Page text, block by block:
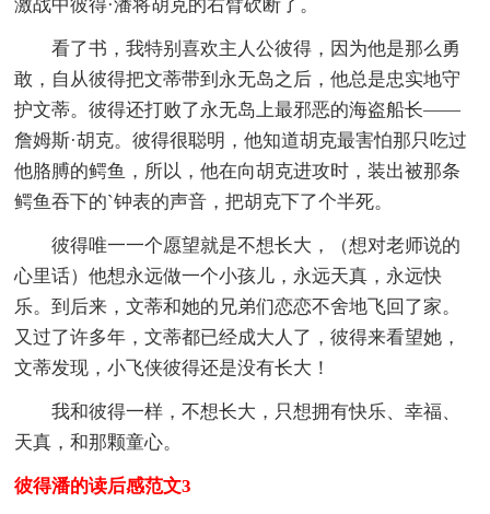
激战中彼得·潘将胡克的右臂砍断了。
看了书，我特别喜欢主人公彼得，因为他是那么勇
敢，自从彼得把文蒂带到永无岛之后，他总是忠实地守
护文蒂。彼得还打败了永无岛上最邪恶的海盗船长——
詹姆斯·胡克。彼得很聪明，他知道胡克最害怕那只吃过
他胳膊的鳄鱼，所以，他在向胡克进攻时，装出被那条
鳄鱼吞下的`钟表的声音，把胡克下了个半死。
彼得唯一一个愿望就是不想长大，（想对老师说的
心里话）他想永远做一个小孩儿，永远天真，永远快
乐。到后来，文蒂和她的兄弟们恋恋不舍地飞回了家。
又过了许多年，文蒂都已经成大人了，彼得来看望她，
文蒂发现，小飞侠彼得还是没有长大！
我和彼得一样，不想长大，只想拥有快乐、幸福、
天真，和那颗童心。
彼得潘的读后感范文3